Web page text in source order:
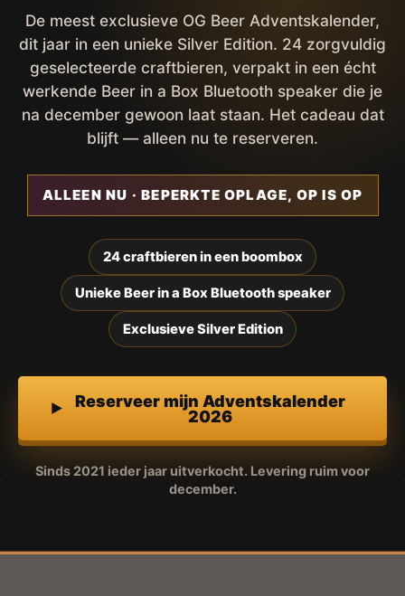
De meest exclusieve OG Beer Adventskalender,
dit jaar in een unieke Silver Edition. 24 zorgvuldig
geselecteerde craftbieren, verpakt in een écht
werkende Beer in a Box Bluetooth speaker die je
na december gewoon laat staan. Het cadeau dat
blijft — alleen nu te reserveren.
ALLEEN NU · BEPERKTE OPLAGE, OP IS OP
24 craftbieren in een boombox
Unieke Beer in a Box Bluetooth speaker
Exclusieve Silver Edition
Reserveer mijn Adventskalender
2026
Sinds 2021 ieder jaar uitverkocht. Levering ruim voor
december.